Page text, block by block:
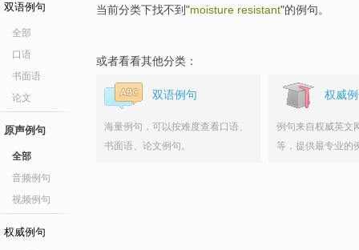
双语例句
全部
口语
书面语
论文
原声例句
全部
音频例句
视频例句
权威例句
当前分类下找不到"moisture resistant"的例句。
或者看看其他分类：
双语例句
海量例句，可以按难度查看口语、
书面语、论文例句。
权威
例句来自权威英文
等，提供最专业的